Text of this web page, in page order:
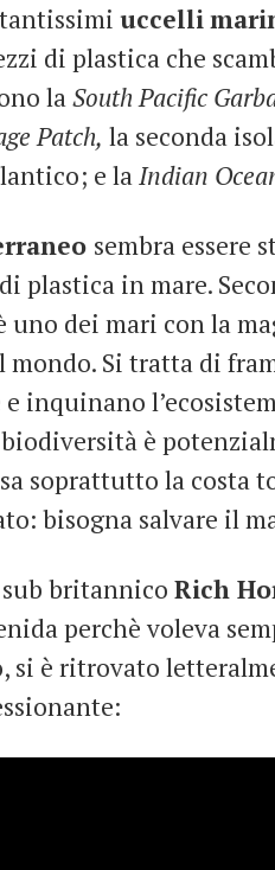
uccelli
di plastica che
laSouth Pacific
Patch, la seconda
e laIndian
sembra essere
plastica in mare.
dei mari con la
mondo. Si tratta di
inquinano
biodiversità è
soprattutto la costa
bisogna salvare il
britannico Rich
perchè voleva
si è ritrovato